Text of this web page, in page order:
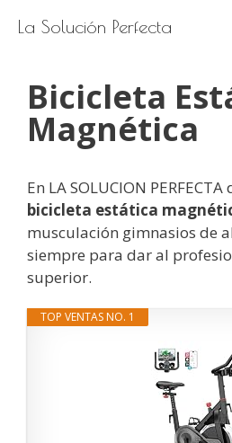
La Solución Perfecta
Bicicleta
Magnética
En LA SOLUCION
bicicleta estática
musculación gimnasios de
siempre para dar al
superior.
TOP VENTAS NO. 1